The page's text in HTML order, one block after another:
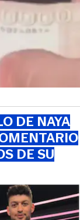
DE NAYA
DE SU